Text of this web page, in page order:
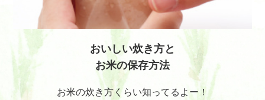
おいしい炊き方と
お米の保存方法
お米の炊き方くらい知ってるよー！